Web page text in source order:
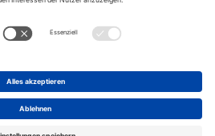
inkl. MwSt., zzgl.Versandkosten
Bücher zu Politik, Geschichte,